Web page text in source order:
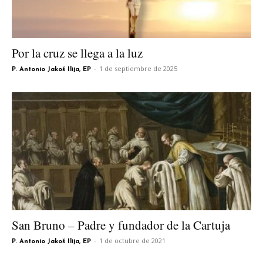
Por la cruz se llega a la luz
P. Antonio Jakoš Ilija, EP - 1 de septiembre de 2025
San Bruno – Padre y fundador de la Cartuja
P. Antonio Jakoš Ilija, EP - 1 de octubre de 2021